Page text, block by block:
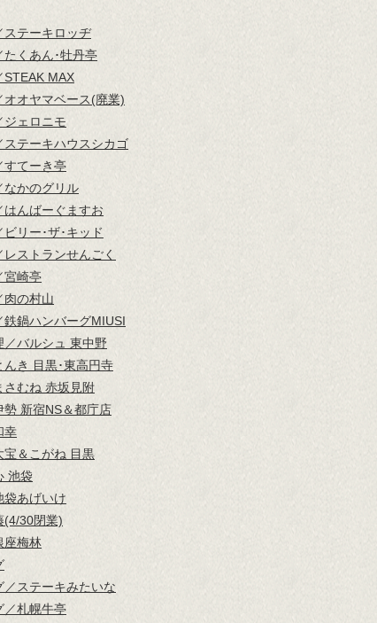
ステーキロッヂ
たくあん･牡丹亭
STEAK MAX
オオヤマベース(廃業)
ジェロニモ
ステーキハウスシカゴ
すてーき亭
なかのグリル
はんばーぐますお
ビリー･ザ･キッド
ストランせんごく
宮崎亭
肉の村山
鉄鍋ハンバーグMIUSI
／バルシュ 東中野
んき 目黒･東高円寺
さむね 赤坂見附
勢 新宿NS＆都庁店
幸
宝＆こがね 目黒
池袋
袋あげいけ
(4/30閉業)
座梅林
／ステーキみたいな
／札幌牛亭